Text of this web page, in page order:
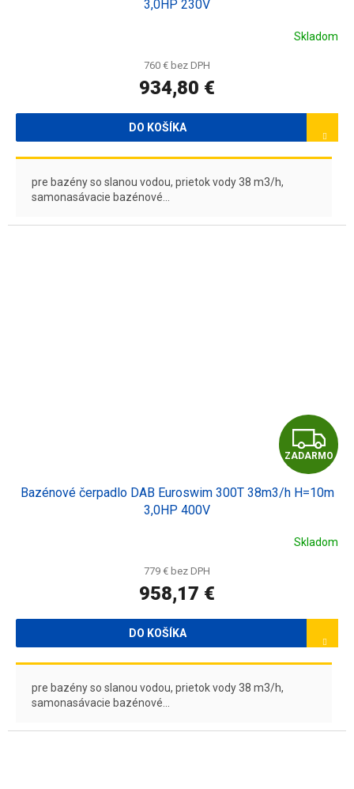
A
O
3,0HP 230V
Skladom
760 € bez DPH
934,80 €
DO KOŠÍKA
pre bazény so slanou vodou, prietok vody 38 m3/h,
samonasávacie bazénové...
Z
A
D
A
O
ZADARMO
Bazénové čerpadlo DAB Euroswim 300T 38m3/h H=10m
3,0HP 400V
Skladom
779 € bez DPH
958,17 €
DO KOŠÍKA
pre bazény so slanou vodou, prietok vody 38 m3/h,
samonasávacie bazénové...